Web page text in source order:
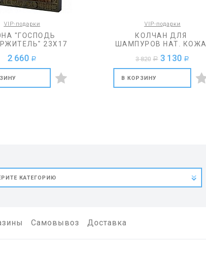
VIP-подарки
"ГОСПОДЬ
23Х17
2 660 a
VIP-подарки
КОЛЧАН ДЛЯ
ШАМПУРОВ НАТ. КОЖА
3 820 a 3 130 a
В КОРЗИНУ
Самовывоз Доставка